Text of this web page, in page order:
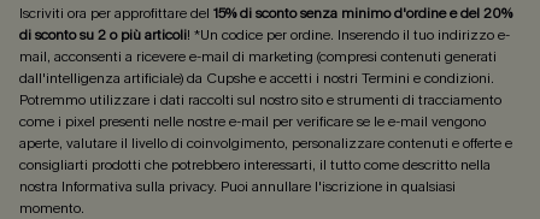
Iscriviti ora per approfittare del 15% di sconto senza minimo d'ordine e del 20%
di sconto su 2 o più articoli! *Un codice per ordine. Inserendo il tuo indirizzo e-
mail, acconsenti a ricevere e-mail di marketing (compresi contenuti generati
dall'intelligenza artificiale) da Cupshe e accetti i nostri Termini e condizioni.
Potremmo utilizzare i dati raccolti sul nostro sito e strumenti di tracciamento
come i pixel presenti nelle nostre e-mail per verificare se le e-mail vengono
aperte, valutare il livello di coinvolgimento, personalizzare contenuti e offerte e
consigliarti prodotti che potrebbero interessarti, il tutto come descritto nella
nostra Informativa sulla privacy. Puoi annullare l'iscrizione in qualsiasi
momento.